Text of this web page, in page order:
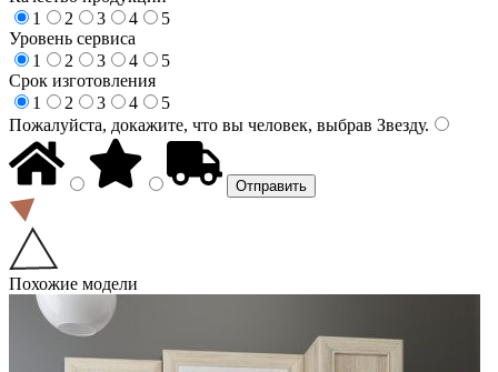
1
2 3 4
5
Уровень сервиса
1
2 3 4
5
Срок изготовления
1
2 3 4
5
Пожалуйста, докажите, что вы человек, выбрав Звезду.
Похожие модели